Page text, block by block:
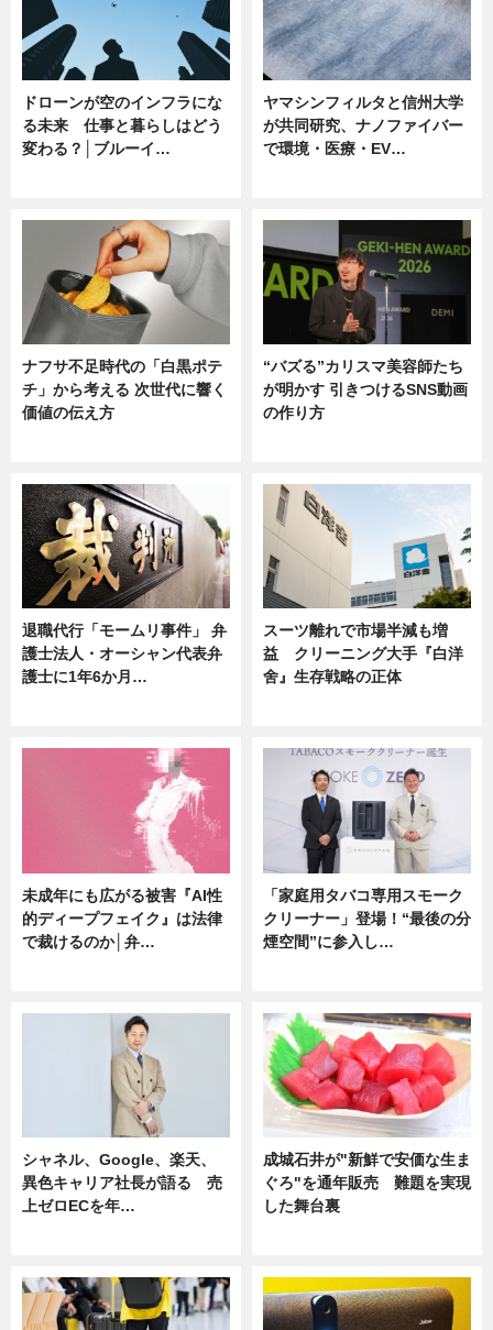
ドローンが空のインフラにな
る未来 仕事と暮らしはどう
変わる？│ブルーイ…
ヤマシンフィルタと信州大学
が共同研究、ナノファイバー
で環境・医療・EV…
ナフサ不足時代の「白黒ポテ
チ」から考える 次世代に響く
価値の伝え方
“バズる”カリスマ美容師たち
が明かす 引きつけるSNS動画
の作り方
退職代行「モームリ事件」 弁
護士法人・オーシャン代表弁
護士に1年6か月…
スーツ離れで市場半減も増
益 クリーニング大手『白洋
舍』生存戦略の正体
未成年にも広がる被害『AI性
的ディープフェイク』は法律
で裁けるのか│弁…
「家庭用タバコ専用スモーク
クリーナー」登場！“最後の分
煙空間”に参入し…
シャネル、Google、楽天、
異色キャリア社長が語る 売
上ゼロECを年…
成城石井が"新鮮で安価な生ま
ぐろ"を通年販売 難題を実現
した舞台裏